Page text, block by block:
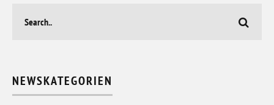
NEWSKATEGORIEN